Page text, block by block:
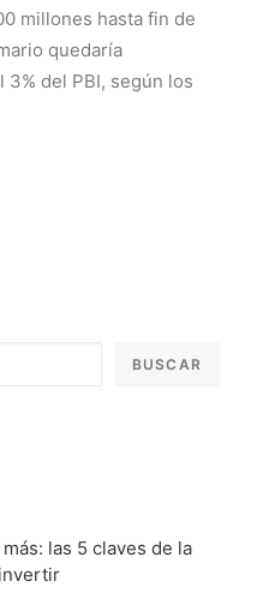
millones hasta fin de
quedaría
del PBI, según los
BUSCAR
las 5 claves de la